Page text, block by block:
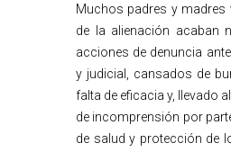
Muchos padres y madres
de la alienación acaban
acciones de denuncia
y judicial, cansados de
falta de eficacia y, llevado
de incomprensión por
de salud y protección de